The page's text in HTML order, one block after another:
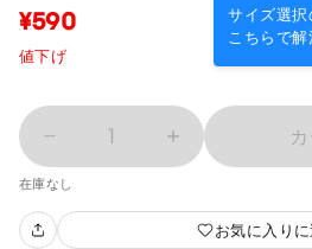
サイズ選択
こちらで
¥590
値下げ
1
在庫なし
お気に入り